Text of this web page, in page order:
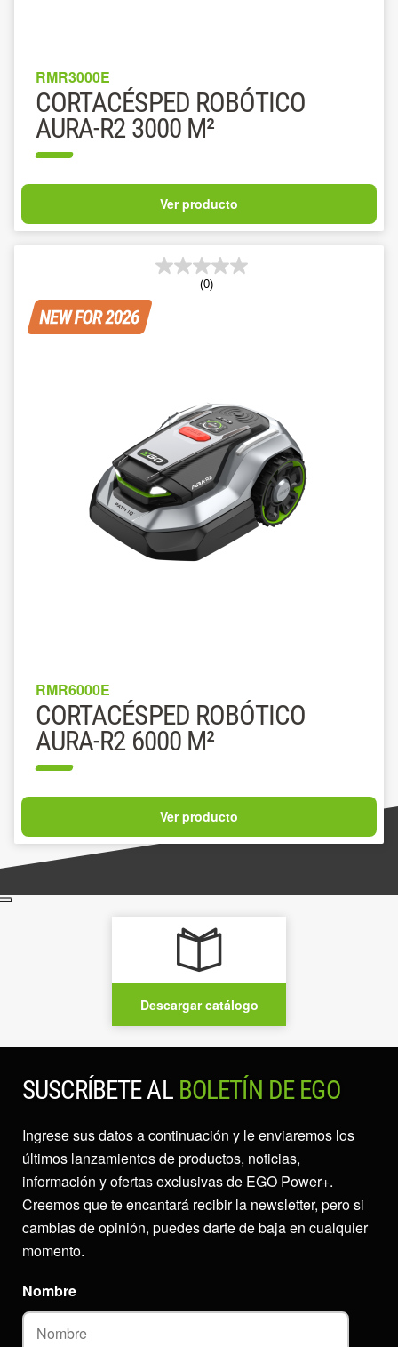
RMR3000E
CORTACÉSPED ROBÓTICO
AURA-R2 3000 M²
Ver producto
(0)
RMR6000E
CORTACÉSPED ROBÓTICO
AURA-R2 6000 M²
Ver producto
Descargar catálogo
SUSCRÍBETE AL BOLETÍN DE EGO
Ingrese sus datos a continuación y le enviaremos los
últimos lanzamientos de productos, noticias,
información y ofertas exclusivas de EGO Power+.
Creemos que te encantará recibir la newsletter, pero si
cambias de opinión, puedes darte de baja en cualquier
momento.
Nombre